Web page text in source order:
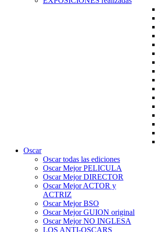
Oscar
Oscar todas las ediciones
Oscar Mejor PELICULA
Oscar Mejor DIRECTOR
Oscar Mejor ACTOR y
ACTRIZ
Oscar Mejor BSO
Oscar Mejor GUION original
Oscar Mejor NO INGLESA
LOS ANTI-OSCARS